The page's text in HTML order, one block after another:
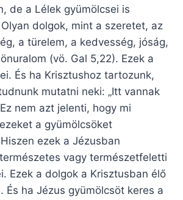
de a Lélek gyümölcsei is
dolgok, mint a szeretet, az
a türelem, a kedvesség, jóság,
(vö. Gal 5,22). Ezek a
És ha Krisztushoz tartozunk,
mutatni neki: „Itt vannak
nem azt jelenti, hogy mi
a gyümölcsöket
ezek a Jézusban
vagy természetfeletti
Ezek a dolgok a Krisztusban élő
És ha Jézus gyümölcsöt keres a